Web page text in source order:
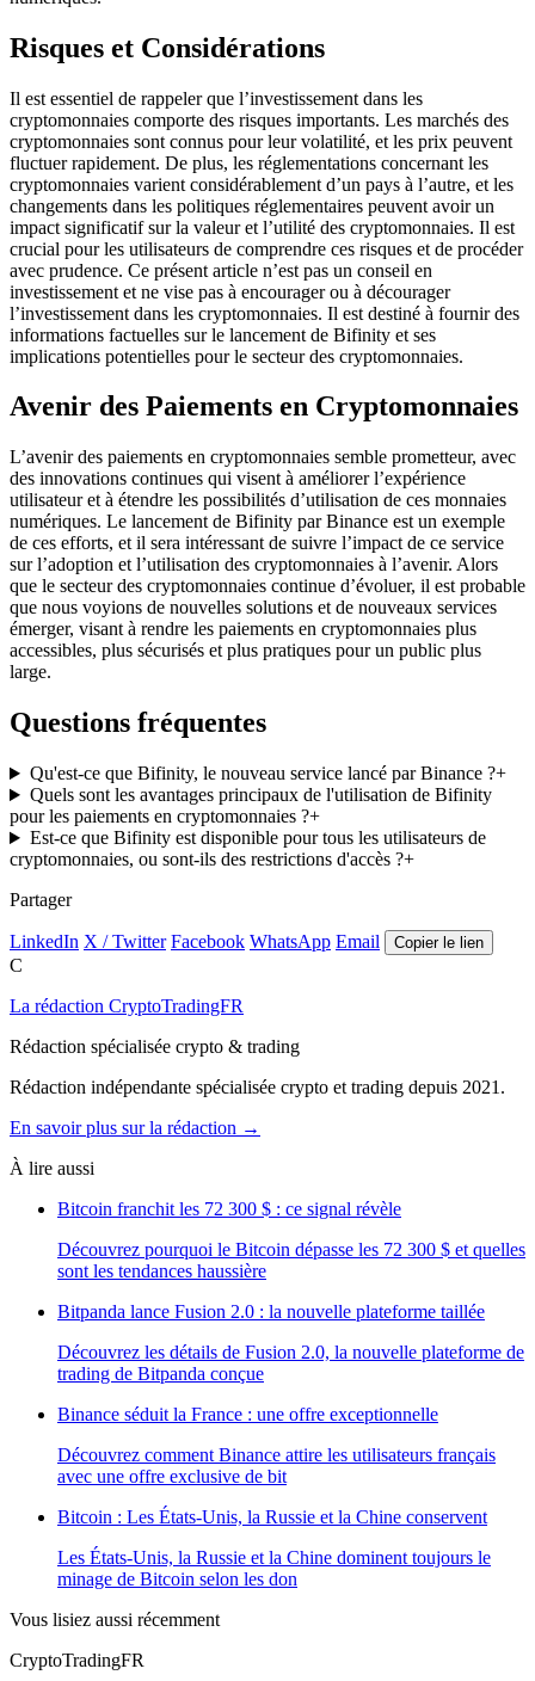
Risques et Considérations
Il est essentiel de rappeler que l’investissement dans les
cryptomonnaies comporte des risques importants. Les marchés des
cryptomonnaies sont connus pour leur volatilité, et les prix peuvent
fluctuer rapidement. De plus, les réglementations concernant les
cryptomonnaies varient considérablement d’un pays à l’autre, et les
changements dans les politiques réglementaires peuvent avoir un
impact significatif sur la valeur et l’utilité des cryptomonnaies. Il est
crucial pour les utilisateurs de comprendre ces risques et de procéder
avec prudence. Ce présent article n’est pas un conseil en
investissement et ne vise pas à encourager ou à décourager
l’investissement dans les cryptomonnaies. Il est destiné à fournir des
informations factuelles sur le lancement de Bifinity et ses
implications potentielles pour le secteur des cryptomonnaies.
Avenir des Paiements en Cryptomonnaies
L’avenir des paiements en cryptomonnaies semble prometteur, avec
des innovations continues qui visent à améliorer l’expérience
utilisateur et à étendre les possibilités d’utilisation de ces monnaies
numériques. Le lancement de Bifinity par Binance est un exemple
de ces efforts, et il sera intéressant de suivre l’impact de ce service
sur l’adoption et l’utilisation des cryptomonnaies à l’avenir. Alors
que le secteur des cryptomonnaies continue d’évoluer, il est probable
que nous voyions de nouvelles solutions et de nouveaux services
émerger, visant à rendre les paiements en cryptomonnaies plus
accessibles, plus sécurisés et plus pratiques pour un public plus
large.
Questions fréquentes
Qu'est-ce que Bifinity, le nouveau service lancé par Binance ?+
Quels sont les avantages principaux de l'utilisation de Bifinity
pour les paiements en cryptomonnaies ?+
Est-ce que Bifinity est disponible pour tous les utilisateurs de
cryptomonnaies, ou sont-ils des restrictions d'accès ?+
Partager
LinkedIn X / Twitter Facebook WhatsApp Email Copier le lien
C
La rédaction CryptoTradingFR
Rédaction spécialisée crypto & trading
Rédaction indépendante spécialisée crypto et trading depuis 2021.
En savoir plus sur la rédaction →
À lire aussi
Bitcoin franchit les 72 300 $ : ce signal révèle
Découvrez pourquoi le Bitcoin dépasse les 72 300 $ et quelles
sont les tendances haussière
Bitpanda lance Fusion 2.0 : la nouvelle plateforme taillée
Découvrez les détails de Fusion 2.0, la nouvelle plateforme de
trading de Bitpanda conçue
Binance séduit la France : une offre exceptionnelle
Découvrez comment Binance attire les utilisateurs français
avec une offre exclusive de bit
Bitcoin : Les États-Unis, la Russie et la Chine conservent
Les États-Unis, la Russie et la Chine dominent toujours le
minage de Bitcoin selon les don
Vous lisiez aussi récemment
CryptoTradingFR